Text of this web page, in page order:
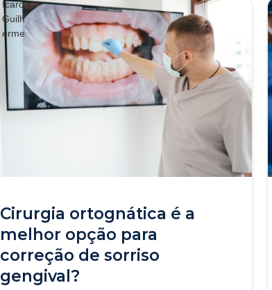
Cirurgia ortognática é a
melhor opção para
correção de sorriso
gengival?